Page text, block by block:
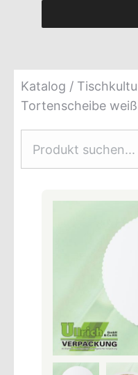
Katalog /
Tortenscheibe